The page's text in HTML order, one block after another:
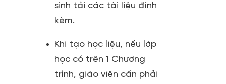
sinh tải các tài liệu đính
kèm.
Khi tạo học liệu, nếu lớp
học có trên 1 Chương
trình, giáo viên cần phải